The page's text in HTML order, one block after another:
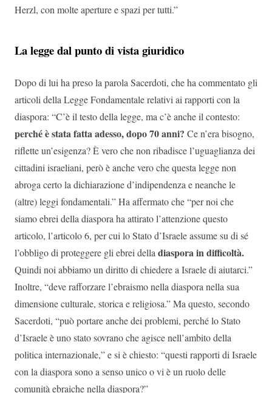
Herzl, con molte aperture e spazi per tutti.”
La legge dal punto di vista giuridico
Dopo di lui ha preso la parola Sacerdoti, che ha commentato gli
articoli della Legge Fondamentale relativi ai rapporti con la
diaspora: “C’è il testo della legge, ma c’è anche il contesto:
perché è stata fatta adesso, dopo 70 anni? Ce n’era bisogno,
riflette un’esigenza? È vero che non ribadisce l’uguaglianza dei
cittadini israeliani, però è anche vero che questa legge non
abroga certo la dichiarazione d’indipendenza e neanche le
(altre) leggi fondamentali.” Ha affermato che “per noi che
siamo ebrei della diaspora ha attirato l’attenzione questo
articolo, l’articolo 6, per cui lo Stato d’Israele assume su di sé
l’obbligo di proteggere gli ebrei delladiaspora in difficoltà.
Quindi noi abbiamo un diritto di chiedere a Israele di aiutarci.”
Inoltre, “deve rafforzare l’ebraismo nella diaspora nella sua
dimensione culturale, storica e religiosa.” Ma questo, secondo
Sacerdoti, “può portare anche dei problemi, perché lo Stato
d’Israele è uno stato sovrano che agisce nell’ambito della
politica internazionale,” e si è chiesto: “questi rapporti di Israele
con la diaspora sono a senso unico o vi è un ruolo delle
comunità ebraiche nella diaspora?”